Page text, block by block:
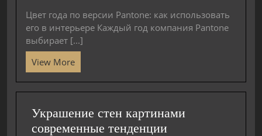
Цвет года по версии Pantone: как использовать
его в интерьере Каждый год компания Pantone
выбирает [...]
View More
Украшение стен картинами
современные тенденции